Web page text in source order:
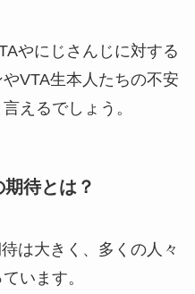
やにじさんじに対する
VTA生本人たちの不安
えるでしょう。
待とは？
は大きく、多くの人々
います。